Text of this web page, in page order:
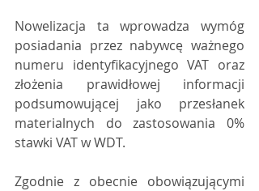
Nowelizacja ta wprowadza wymóg
posiadania przez nabywcę ważnego
numeru identyfikacyjnego VAT oraz
złożenia prawidłowej informacji
podsumowującej jako przesłanek
materialnych do zastosowania 0%
stawki VAT w WDT.
Zgodnie z obecnie obowiązującymi